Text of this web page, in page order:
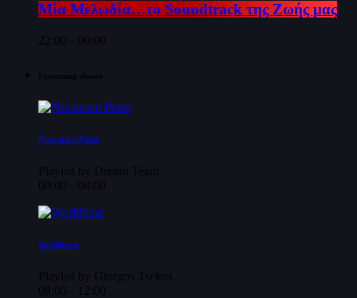
Μία Μελωδία…το Soundtrack της Ζωής μας
22:00 - 00:00
Upcoming shows
Nocturnal Pulse
Playlist by Dream Team
00:00 - 08:00
Worldbeat
Playlist by Giorgos Tsekos
08:00 - 12:00